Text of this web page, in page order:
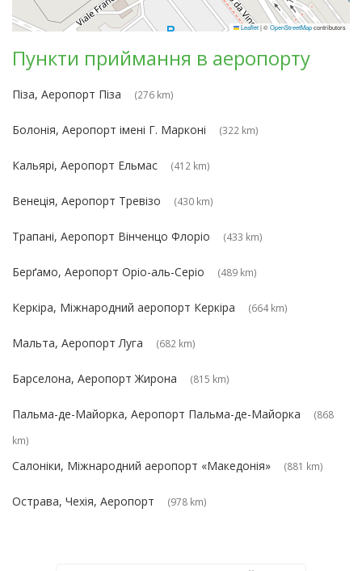
Leaflet|©OpenStreetMapcontributors
Пункти приймання в аеропорту
Піза, Аеропорт Піза (276 km)
Болонія, Аеропорт імені Г. Марконі (322 km)
Кальярі, Аеропорт Ельмас (412 km)
Венеція, Аеропорт Тревізо (430 km)
Трапані, Аеропорт Вінченцо Флоріо (433 km)
Берґамо, Аеропорт Оріо-аль-Серіо (489 km)
Керкіра, Міжнародний аеропорт Керкіра (664 km)
Мальта, Аеропорт Луга (682 km)
Барселона, Аеропорт Жирона (815 km)
Пальма-де-Майорка, Аеропорт Пальма-де-Майорка
(868
km)
Салоніки, Міжнародний аеропорт «Македонія» (881 km)
Острава, Чехія, Аеропорт (978 km)